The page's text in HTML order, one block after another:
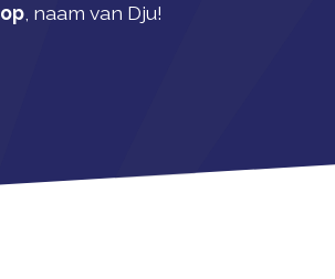
op, naam van Dju!